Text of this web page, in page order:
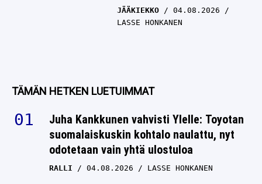
JÄÄKIEKKO
04.08.2026
LASSE HONKANEN
suomalaiskuskin kohtalo naulattu, nyt
odotetaan vain yhtä ulostuloa
RALLI 04.08.2026 LASSE HONKANEN